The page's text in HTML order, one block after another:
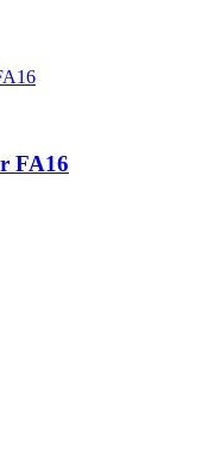
FA16